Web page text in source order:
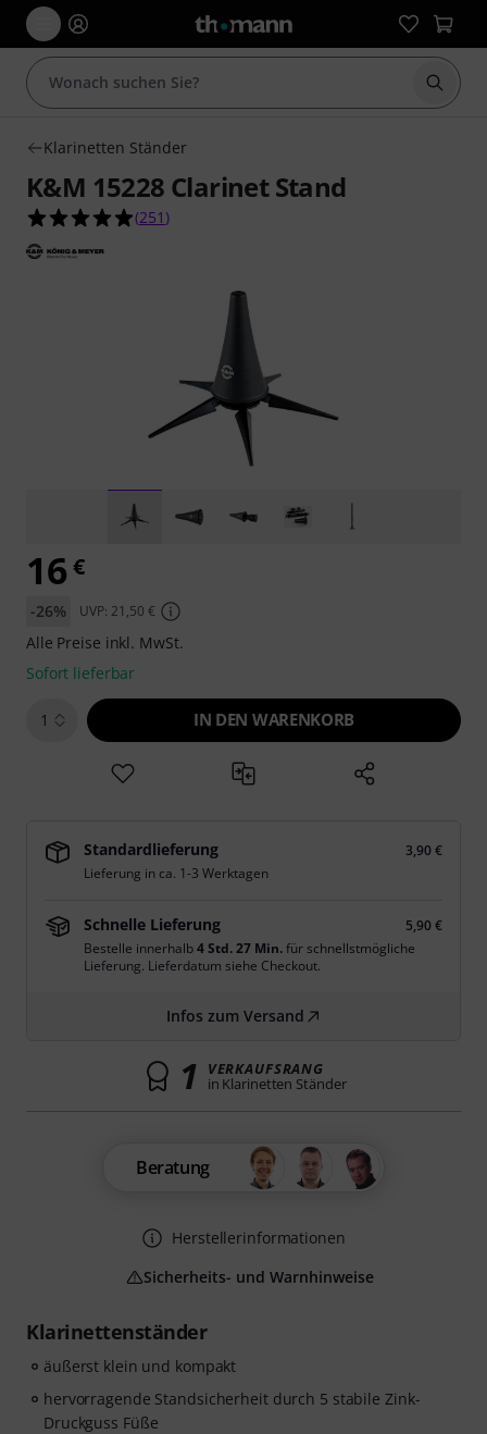
Suche
Klarinetten Ständer
K&M 15228 Clarinet Stand
4.9 von 5 Sternen aus 251 Kundenbewertungen
(251 )
Klarinettenständer
äußerst klein und kompakt
hervorragende Standsicherheit durch 5 stabile Zink-
Druckguss Füße
16 €
-26% UVP: 21,50 €
Alle Preise inkl. MwSt.
Sofort lieferbar
1 IN DEN WARENKORB
Standardlieferung
3,90 €
Lieferung in ca. 1-3 Werktagen
Schnelle Lieferung
5,90 €
Bestelle innerhalb4 Std. 27 Min.für schnellstmögliche
Lieferung. Lieferdatum siehe Checkout.
Infos zum Versand
1 VERKAUFSRANG
in Klarinetten Ständer
Beratung
Herstellerinformationen
Sicherheits- und Warnhinweise